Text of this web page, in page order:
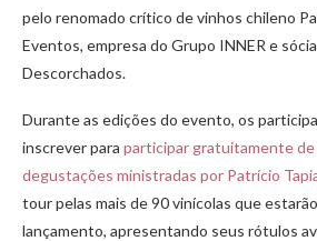
pelo renomado crítico de vinhos chileno
Eventos, empresa do Grupo INNER e
Descorchados.
Durante as edições do evento, os
inscrever para participar gratuitamente
degustações ministradas por Patrício
tour pelas mais de 90 vinícolas que
lançamento, apresentando seus rótulos